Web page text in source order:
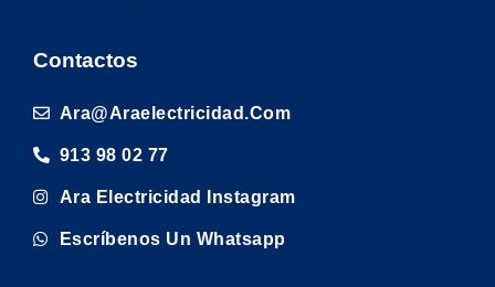
Contactos
Ara@araelectricidad.com
913 98 02 77
Ara Electricidad Instagram
Escríbenos Un Whatsapp